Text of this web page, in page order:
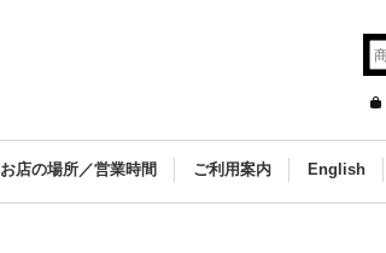
お店の場所／営業時間 ご利用案内 English